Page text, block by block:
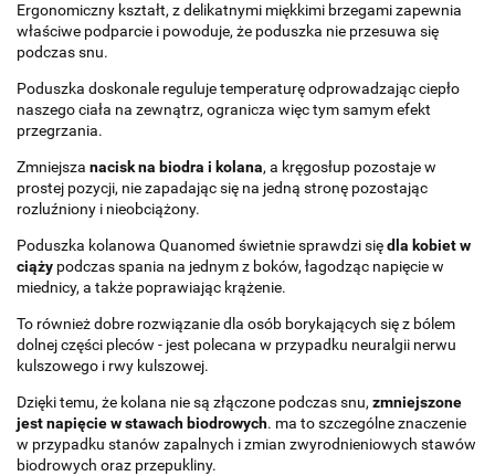
Ergonomiczny kształt, z delikatnymi miękkimi brzegami zapewnia
właściwe podparcie i powoduje, że poduszka nie przesuwa się
podczas snu.
Poduszka doskonale reguluje temperaturę odprowadzając ciepło
naszego ciała na zewnątrz, ogranicza więc tym samym efekt
przegrzania.
Zmniejsza nacisk na biodra i kolana, a kręgosłup pozostaje w
prostej pozycji, nie zapadając się na jedną stronę pozostając
rozluźniony i nieobciążony.
Poduszka kolanowa Quanomed świetnie sprawdzi siędla kobiet w
ciąży podczas spania na jednym z boków, łagodząc napięcie w
miednicy, a także poprawiając krążenie.
To również dobre rozwiązanie dla osób borykających się z bólem
dolnej części pleców - jest polecana w przypadku neuralgii nerwu
kulszowego i rwy kulszowej.
Dzięki temu, że kolana nie są złączone podczas snu, zmniejszone
jest napięcie w stawach biodrowych. ma to szczególne znaczenie
w przypadku stanów zapalnych i zmian zwyrodnieniowych stawów
biodrowych oraz przepukliny.